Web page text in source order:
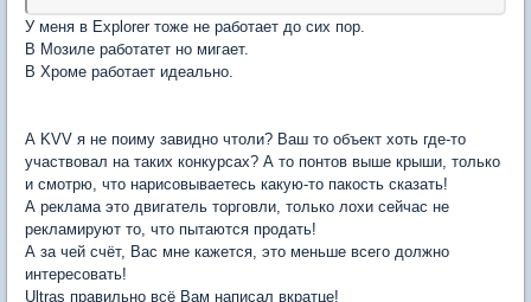
У меня в Explorer тоже не работает до сих пор.
В Мозиле работатет но мигает.
В Хроме работает идеально.
А KVV я не поиму завидно чтоли? Ваш то объект хоть где-то
участвовал на таких конкурсах? А то понтов выше крыши, только
и смотрю, что нарисовываетесь какую-то пакость сказать!
А реклама это двигатель торговли, только лохи сейчас не
рекламируют то, что пытаются продать!
А за чей счёт, Вас мне кажется, это меньше всего должно
интересовать!
Ultras правильно всё Вам написал вкратце!